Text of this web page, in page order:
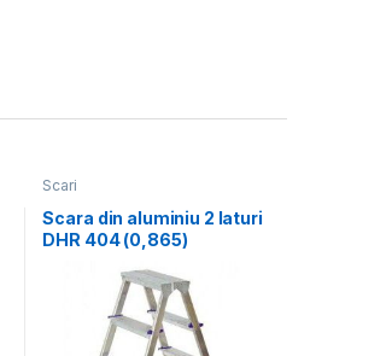
Scari
Scara din aluminiu 2 laturi
DHR 404 (0,865)